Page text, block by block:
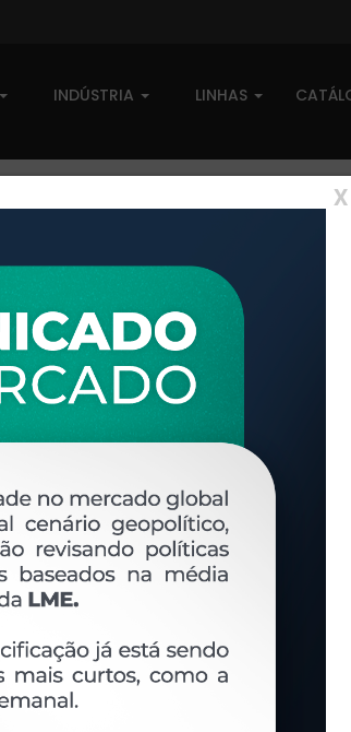
INDÚSTRIA LINHAS
X
- (P-280) - PESO LINEAR:
sob consulta
Em estoque
de alumínio para LINHA 42, com peso linear de
relacionados